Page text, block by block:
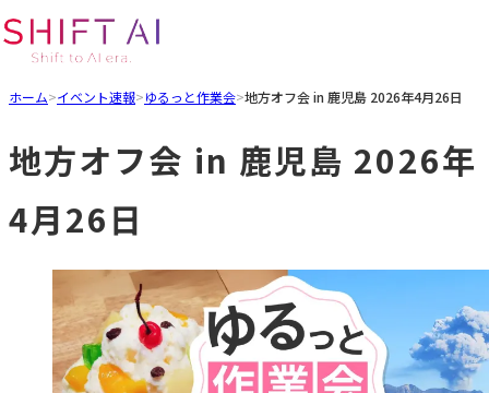
ホーム>イベント速報>ゆるっと作業会>地方オフ会 in 鹿児島 2026年4月26日
地方オフ会 in 鹿児島 2026年
4月26日